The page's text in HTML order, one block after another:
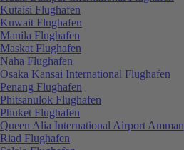
Kutaisi Flughafen
Kuwait Flughafen
Manila Flughafen
Maskat Flughafen
Naha Flughafen
Osaka Kansai International Flughafen
Penang Flughafen
Phitsanulok Flughafen
Phuket Flughafen
Queen Alia International Airport Amman
Riad Flughafen